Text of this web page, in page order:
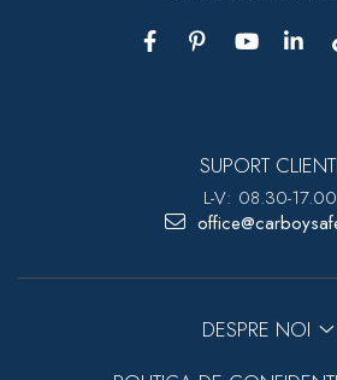
SUPORT CLIENTI
L-V: 08.30-17.00
DESPRE NOI